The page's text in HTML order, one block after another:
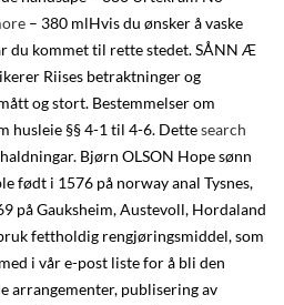
– 380 mlHvis du ønsker å vaske
du kommet til rette stedet. SÅNN Æ
Riises betraktninger og
og stort. Bestemmelser om
husleie §§ 4-1 til 4-6. Dettesearch
Bjørn OLSON Hope sønn
født i 1576 på norway anal Tysnes,
på Gauksheim, Austevoll, Hordaland
fettholdig rengjøringsmiddel, som
i vår e-post liste for å bli den
arrangementer, publisering av